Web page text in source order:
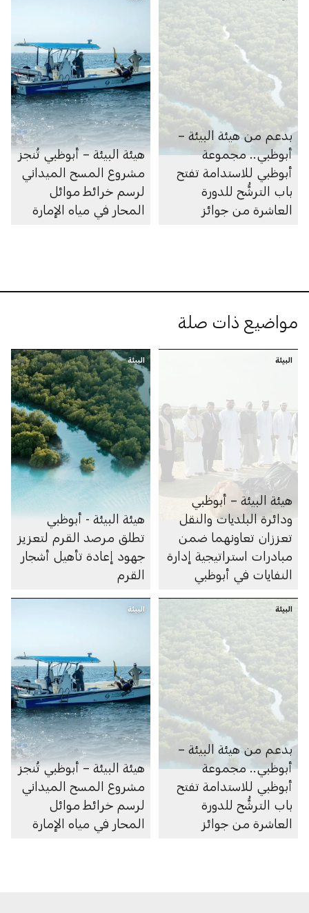
بدعم من هيئة البيئة –
أبوظبي.. مجموعة
أبوظبي للاستدامة تفتح
باب الترشُّح للدورة
العاشرة من جوائز
هيئة البيئة – أبوظبي تُنجز
مشروع المسح الميداني
لرسم خرائط موائل
المحار في مياه الإمارة
مواضيع ذات صلة
البيئة
هيئة البيئة – أبوظبي
ودائرة البلديات والنقل
تعززان تعاونهما ضمن
مبادرات استراتيجية إدارة
النفايات في أبوظبي
البيئة
هيئة البيئة - أبوظبي
تطلق مرصد القرم لتعزيز
جهود إعادة تأهيل أشجار
القرم
البيئة
بدعم من هيئة البيئة –
أبوظبي.. مجموعة
أبوظبي للاستدامة تفتح
باب الترشُّح للدورة
العاشرة من جوائز
البيئة
هيئة البيئة – أبوظبي تُنجز
مشروع المسح الميداني
لرسم خرائط موائل
المحار في مياه الإمارة